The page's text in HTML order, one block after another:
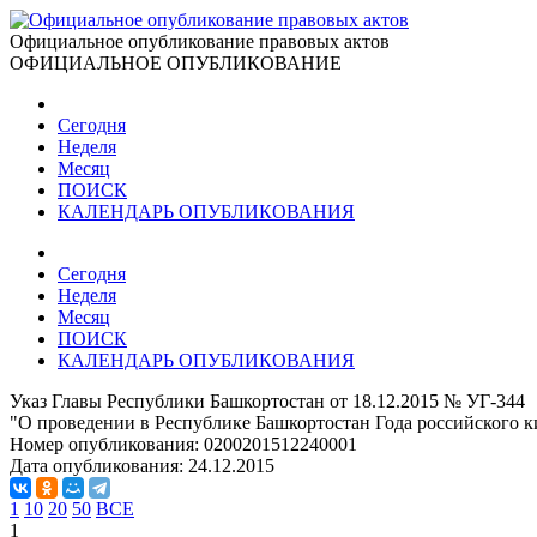
Официальное опубликование правовых актов
ОФИЦИАЛЬНОЕ ОПУБЛИКОВАНИЕ
Сегодня
Неделя
Месяц
ПОИСК
КАЛЕНДАРЬ ОПУБЛИКОВАНИЯ
Сегодня
Неделя
Месяц
ПОИСК
КАЛЕНДАРЬ ОПУБЛИКОВАНИЯ
Указ Главы Республики Башкортостан от 18.12.2015 № УГ-344
"О проведении в Республике Башкортостан Года российского
Номер опубликования: 0200201512240001
Дата опубликования: 24.12.2015
1 10 20 50 ВСЕ
1